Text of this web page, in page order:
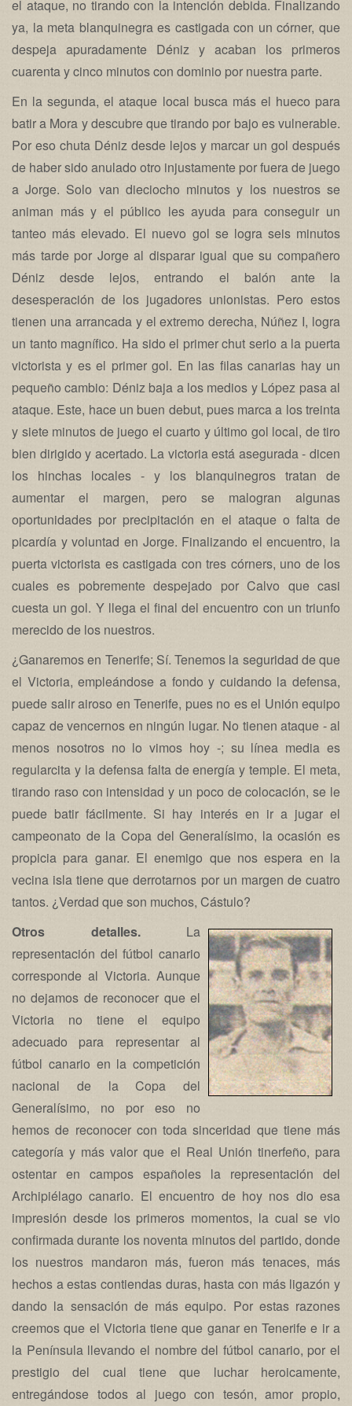
el ataque, no tirando con la intención debida. Finalizando
ya, la meta blanquinegra es castigada con un córner, que
despeja apuradamente Déniz y acaban los primeros
cuarenta y cinco minutos con dominio por nuestra parte.
En la segunda, el ataque local busca más el hueco para
batir a Mora y descubre que tirando por bajo es vulnerable.
Por eso chuta Déniz desde lejos y marcar un gol después
de haber sido anulado otro injustamente por fuera de juego
a Jorge. Solo van dieciocho minutos y los nuestros se
animan más y el público les ayuda para conseguir un
tanteo más elevado. El nuevo gol se logra seis minutos
más tarde por Jorge al disparar igual que su compañero
Déniz desde lejos, entrando el balón ante la
desesperación de los jugadores unionistas. Pero estos
tienen una arrancada y el extremo derecha, Núñez I, logra
un tanto magnífico. Ha sido el primer chut serio a la puerta
victorista y es el primer gol. En las filas canarias hay un
pequeño cambio: Déniz baja a los medios y López pasa al
ataque. Este, hace un buen debut, pues marca a los treinta
y siete minutos de juego el cuarto y último gol local, de tiro
bien dirigido y acertado. La victoria está asegurada - dicen
los hinchas locales - y los blanquinegros tratan de
aumentar el margen, pero se malogran algunas
oportunidades por precipitación en el ataque o falta de
picardía y voluntad en Jorge. Finalizando el encuentro, la
puerta victorista es castigada con tres córners, uno de los
cuales es pobremente despejado por Calvo que casi
cuesta un gol. Y llega el final del encuentro con un triunfo
merecido de los nuestros.
¿Ganaremos en Tenerife; Sí. Tenemos la seguridad de que
el Victoria, empleándose a fondo y cuidando la defensa,
puede salir airoso en Tenerife, pues no es el Unión equipo
capaz de vencernos en ningún lugar. No tienen ataque - al
menos nosotros no lo vimos hoy -; su línea media es
regularcita y la defensa falta de energía y temple. El meta,
tirando raso con intensidad y un poco de colocación, se le
puede batir fácilmente. Si hay interés en ir a jugar el
campeonato de la Copa del Generalísimo, la ocasión es
propicia para ganar. El enemigo que nos espera en la
vecina isla tiene que derrotarnos por un margen de cuatro
tantos. ¿Verdad que son muchos, Cástulo?
Otros detalles.La
representación del fútbol canario
corresponde al Victoria. Aunque
no dejamos de reconocer que el
Victoria no tiene el equipo
adecuado para representar al
fútbol canario en la competición
nacional de la Copa del
Generalísimo, no por eso no
hemos de reconocer con toda sinceridad que tiene más
categoría y más valor que el Real Unión tinerfeño, para
ostentar en campos españoles la representación del
Archipiélago canario. El encuentro de hoy nos dio esa
impresión desde los primeros momentos, la cual se vio
confirmada durante los noventa minutos del partido, donde
los nuestros mandaron más, fueron más tenaces, más
hechos a estas contiendas duras, hasta con más ligazón y
dando la sensación de más equipo. Por estas razones
creemos que el Victoria tiene que ganar en Tenerife e ir a
la Península llevando el nombre del fútbol canario, por el
prestigio del cual tiene que luchar heroicamente,
entregándose todos al juego con tesón, amor propio,